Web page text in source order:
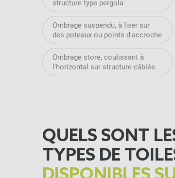
structure type pergola
Ombrage suspendu, à fixer sur
des poteaux ou points d'accroche
Ombrage store, coulissant à
l'horizontal sur structure câblée
QUELS SONT
TYPES DE